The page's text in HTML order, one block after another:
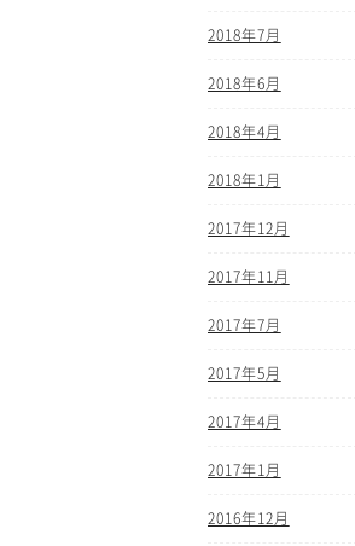
2018年7月
2018年6月
2018年4月
2018年1月
2017年12月
2017年11月
2017年7月
2017年5月
2017年4月
2017年1月
2016年12月